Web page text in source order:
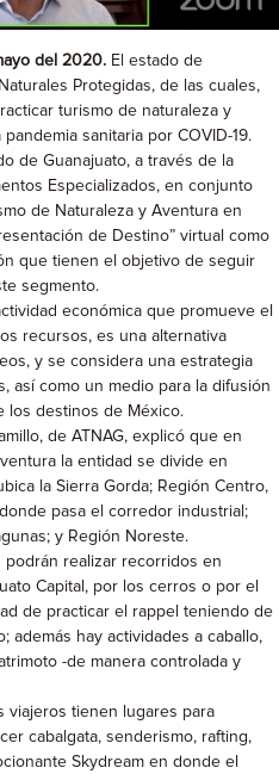
del 2020. El estado de
Protegidas, de las cuales,
turismo de naturaleza y
sanitaria por COVID-19.
de Guanajuato, a través de la
Especializados, en conjunto
de Naturaleza y Aventura en
de Destino” virtual como
que tienen el objetivo de seguir
segmento.
económica que promueve el
recursos, es una alternativa
y se considera una estrategia
así como un medio para la difusión
los destinos de México.
de ATNAG, explicó que en
la entidad se divide en
la Sierra Gorda; Región Centro,
pasa el corredor industrial;
y Región Noreste.
podrán realizar recorridos en
Capital, por los cerros o por el
de practicar el rappel teniendo de
además hay actividades a caballo,
-de manera controlada y
viajeros tienen lugares para
cabalgata, senderismo, rafting,
Skydream en donde el